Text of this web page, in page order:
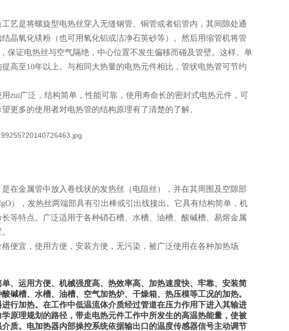
艺是将螺旋型电热丝穿入无缝钢管、铜管或者铝管内，其间隙处通
晶氧化镁粉（也可用氧化铝或洁净石英砂等）。然后用缩管机将管
保证电热丝与空气隔绝，中心位置不发生偏移而碰及管壁。这样。单
高至10年以上。与相同大热量的电热元件相比，管状电热管可节约
zui广泛，结构简单，性能可靠，使用寿命长的密封式电热元件，可
更多的使用者对电热管的结构原理有了清楚的了解。
在金属管中放入卷线状的发热丝（电阻丝），并在其周围及空隙部
），发热丝两端部具有引出棒或引出线接出。它具有结构简单，机
等特点。广泛适用于各种硝石槽、水槽、油槽、酸碱槽、易熔金属
便宜，使用方便，安装方便，无污染，被广泛使用在各种加热场
、运用方便、机械强度高、热效率高、加热速度快、牢靠、安装简
碱槽、水槽、油槽、空气加热炉、干燥箱、热压模等工况的加热。
行加热。在工作中低温流体介质经过管道在压力作用下进入其输进
原理规划的路径，带走电热元件工作中所发生的高温热能量，使被
质。电加热器内部操控系统依据输出口的温度传感器信号主动调节